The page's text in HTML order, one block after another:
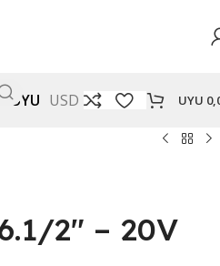
UYU USD UYU
2″ – 20V